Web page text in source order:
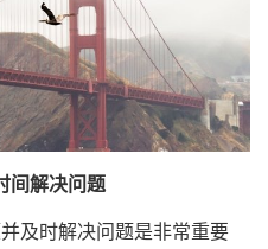
间解决问题
及时解决问题是非常重要